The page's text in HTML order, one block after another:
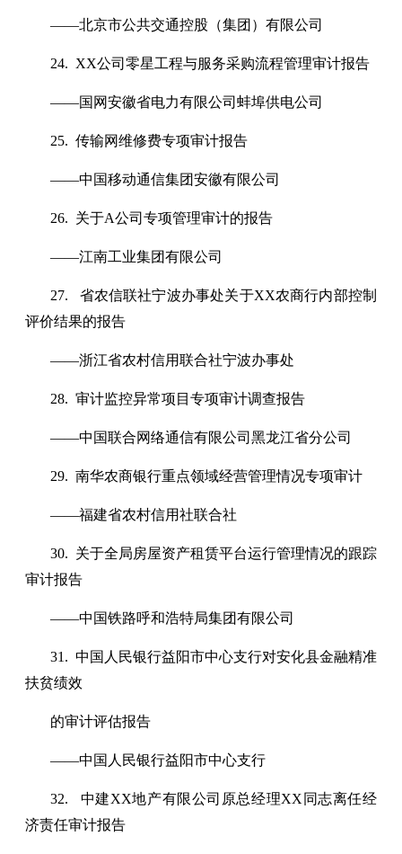
——北京市公共交通控股（集团）有限公司
24. XX公司零星工程与服务采购流程管理审计报告
——国网安徽省电力有限公司蚌埠供电公司
25. 传输网维修费专项审计报告
——中国移动通信集团安徽有限公司
26. 关于A公司专项管理审计的报告
——江南工业集团有限公司
27. 省农信联社宁波办事处关于XX农商行内部控制
评价结果的报告
——浙江省农村信用联合社宁波办事处
28. 审计监控异常项目专项审计调查报告
——中国联合网络通信有限公司黑龙江省分公司
29. 南华农商银行重点领域经营管理情况专项审计
——福建省农村信用社联合社
30. 关于全局房屋资产租赁平台运行管理情况的跟踪
审计报告
——中国铁路呼和浩特局集团有限公司
31. 中国人民银行益阳市中心支行对安化县金融精准
扶贫绩效
的审计评估报告
——中国人民银行益阳市中心支行
32. 中建XX地产有限公司原总经理XX同志离任经
济责任审计报告